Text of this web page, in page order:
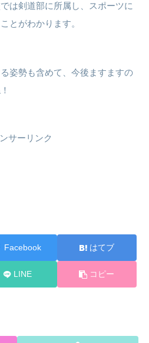
は剣道部に所属し、スポーツに
とがわかります。
姿勢も含めて、今後ますますの
サーリンク
Facebook はてブ
LINE コピー